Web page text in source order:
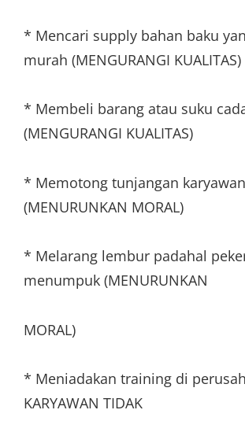
* Mencari supply bahan baku
murah (MENGURANGI KUALITAS)
* Membeli barang atau suku
(MENGURANGI KUALITAS)
* Memotong tunjangan karyawan
(MENURUNKAN MORAL)
* Melarang lembur padahal
menumpuk (MENURUNKAN
MORAL)
* Meniadakan training di
KARYAWAN TIDAK